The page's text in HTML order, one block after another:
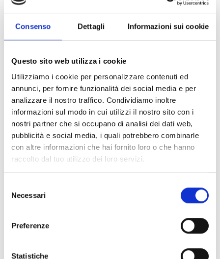
Consenso Dettagli Informazioni sui cookie
Questo sito web utilizza i cookie
Utilizziamo i cookie per personalizzare contenuti ed
annunci, per fornire funzionalità dei social media e per
analizzare il nostro traffico. Condividiamo inoltre
informazioni sul modo in cui utilizzi il nostro sito con i
nostri partner che si occupano di analisi dei dati web,
pubblicità e social media, i quali potrebbero combinarle
con altre informazioni che hai fornito loro o che hanno
raccolto dal tuo utilizzo dei loro servizi.
delNecessari
Preferenze
Statistiche
Accessoires pour socles EB00 - Matériaux (47)
Accessoires pour les tests des détecteurs -
Matériaux(6)
Accessoires pour détecteurs Enea - Matériaux (35)
Accessoires Senseware
Accessoires de la série Industrial - Matériaux(17)
Documents(6992)
Tout sélectionner
marqués par une icône lock
RECHERCHER
EFFACER LES FILTRES